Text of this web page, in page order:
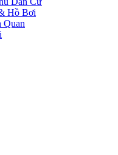
Hồ Bơi
Quan